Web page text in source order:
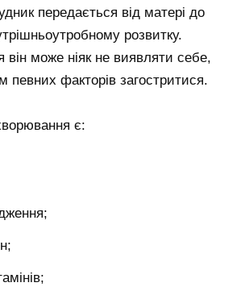
передається від матері до
розвитку.
він може ніяк не виявляти себе,
певних факторів загостритися.
є: